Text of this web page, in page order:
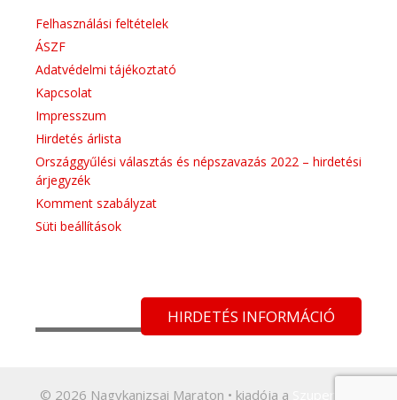
Felhasználási feltételek
ÁSZF
Adatvédelmi tájékoztató
Kapcsolat
Impresszum
Hirdetés árlista
Országgyűlési választás és népszavazás 2022 – hirdetési
árjegyzék
Komment szabályzat
Süti beállítások
HIRDETÉS INFORMÁCIÓ
© 2026 Nagykanizsai Maraton • kiadója a